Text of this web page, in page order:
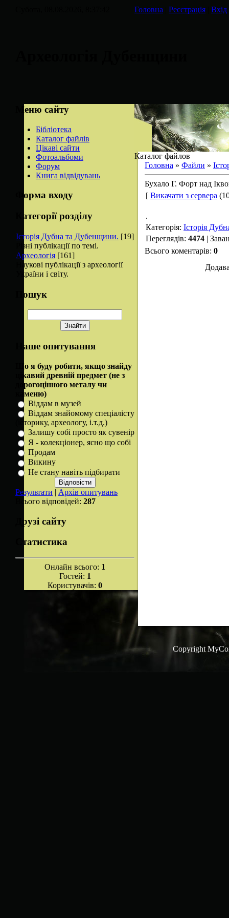
Головна Реєстрація Вхід
Меню сайту
Бібліотека
Каталог файлів
Цікаві сайти
Фотоальбоми
Форум
Книга відвідувань
Форма входу
Категорії розділу
Історія Дубна та Дубенщини. [19]
Різні публікації по темі.
Археологія [161]
Наукові публікації з археології
України і світу.
Пошук
Наше опитування
Що я буду робити, якщо знайду
цікавий древній предмет (не з
дорогоцінного металу чи
каменю)
Віддам в музей
Віддам знайомому спеціалісту
(історику, археологу, і.т.д.)
Залишу собі просто як сувенір
Я - колекціонер, ясно що собі
Продам
Викину
Не стану навіть підбирати
Результати | Архів опитувань
Всього відповідей: 287
Друзі сайту
Статистика
Онлайн всього: 1
Гостей: 1
Користувачів: 0
Каталог файлов
Головна » Файли »
Бухало Г. Форт над
[ Викачати з сервера
.
Категорія: Історія
Переглядів: 4474 |
Всього коментарів: 0
Copyright